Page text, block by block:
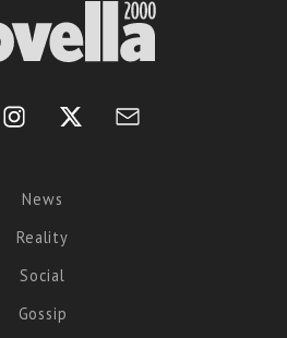
News
Reality
Social
Gossip